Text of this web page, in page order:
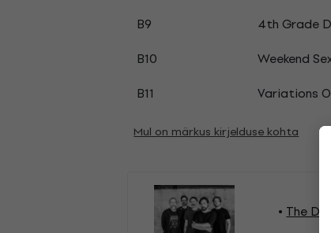
B9
4th Grade
B10
Weekend
B11
Variations
Mul on märkus kirjelduse kohta
The